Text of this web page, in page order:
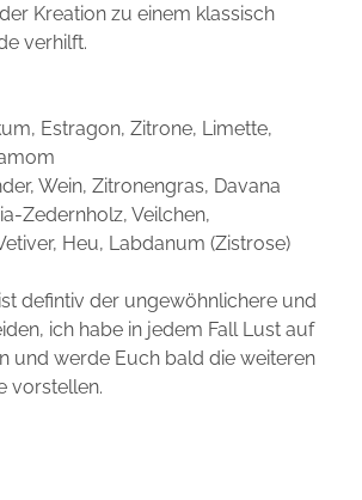
Kreation zu einem klassisch
verhilft.
Estragon, Zitrone, Limette,
Wein, Zitronengras, Davana
Zedernholz, Veilchen,
Heu, Labdanum (Zistrose)
ist defintiv der ungewöhnlichere und
ich habe in jedem Fall Lust auf
und werde Euch bald die weiteren
vorstellen.